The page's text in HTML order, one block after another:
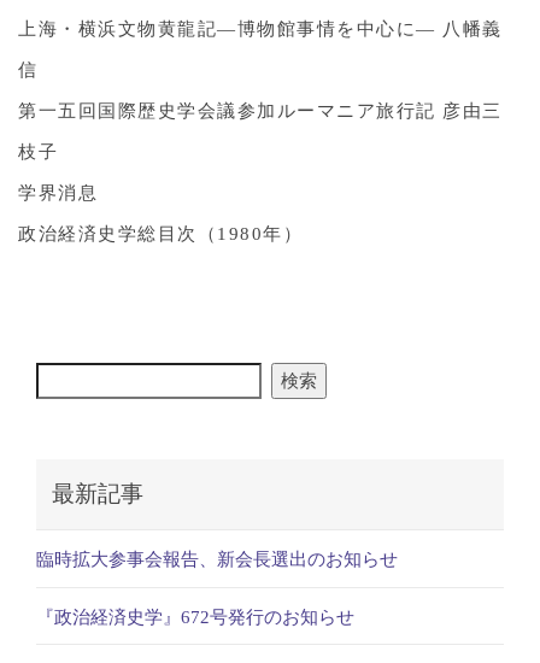
上海・横浜文物黄龍記―博物館事情を中心に― 八幡義
信
第一五回国際歴史学会議参加ルーマニア旅行記 彦由三
枝子
学界消息
政治経済史学総目次（1980年）
検索
最新記事
臨時拡大参事会報告、新会長選出のお知らせ
『政治経済史学』672号発行のお知らせ